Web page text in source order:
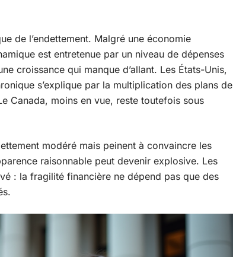
de l’endettement. Malgré une économie
est entretenue par un niveau de dépenses
croissance qui manque d’allant. Les États-Unis,
s’explique par la multiplication des plans de
Canada, moins en vue, reste toutefois sous
modéré mais peinent à convaincre les
raisonnable peut devenir explosive. Les
: la fragilité financière ne dépend pas que des